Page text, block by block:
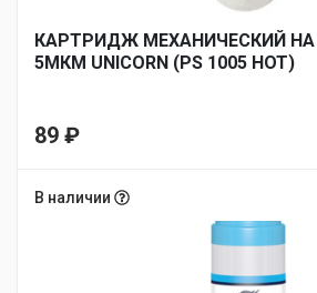
КАРТРИДЖ МЕХАНИЧЕСКИЙ НА
5МКМ UNICORN (РS 1005 HOT)
89 ₽
В наличии